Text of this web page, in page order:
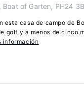
Boat of Garten, PH24
esta casa de campo de
golf y a menos de cinco
información